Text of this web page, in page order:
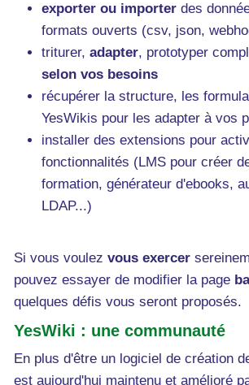
exporter ou importer des
formats ouverts (csv, json,
triturer, adapter, prototyper
selon vos besoins
récupérer la structure, les
YesWikis pour les adapter à vos
installer des extensions pour
fonctionnalités (LMS pour créer
formation, générateur d'ebooks,
LDAP...)
Si vous voulez vous exercer
pouvez essayer de modifier la page
quelques défis vous seront proposés.
YesWiki : une communauté
En plus d'être un logiciel de création
est aujourd'hui maintenu et amélioré